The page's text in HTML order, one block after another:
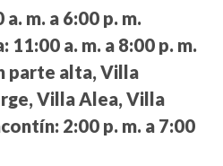
a. m. a 6:00 p. m.
11:00 a. m. a 8:00 p. m.
parte alta, Villa
Villa Alea, Villa
2:00 p. m. a 7:00